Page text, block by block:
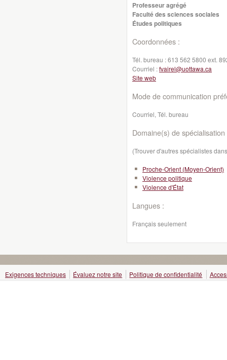
Professeur agrégé
Faculté des sciences sociales
Études politiques
Coordonnées :
Tél. bureau :613 562 5800 ext.
Courriel :fvairel@uottawa.ca
Site web
Mode de communication
Courriel, Tél. bureau
Domaine(s) de spécialisation
(Trouver d'autres spécialistes
Proche-Orient (Moyen-Orient)
Violence politique
Violence d'État
Langues :
Français seulement
Exigences techniques Évaluez notre site Politique de confidentialité